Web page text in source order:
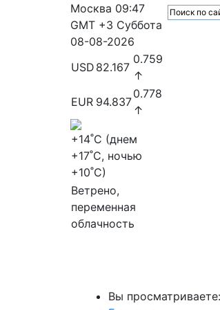
Москва 09:47
GMT +3 Суббота
08-08-2026
USD 82.167
0.759
↑
EUR 94.837
0.778
↑
+14˚C (днем
+17˚C, ночью
+10˚C)
Ветрено,
переменная
облачность
Вы просматриваете: